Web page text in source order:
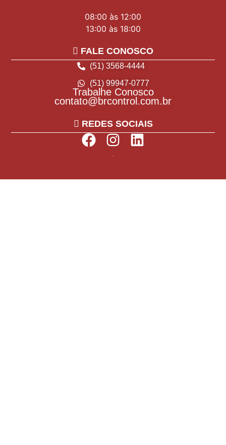
08:00 às 12:00
13:00 às 18:00
FALE CONOSCO
(51) 3568-4444
(51) 99947-0777
Trabalhe Conosco
contato@brcontrol.com.br
REDES SOCIAIS